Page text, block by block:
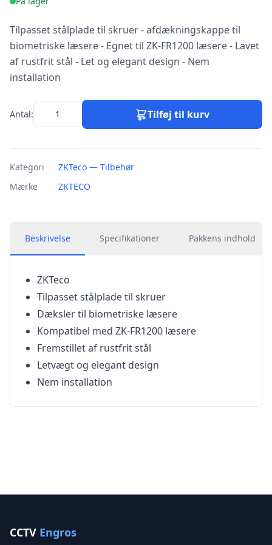
Tilpasset stålplade til skruer - afdækningskappe til
biometriske læsere - Egnet til ZK-FR1200 læsere - Lavet
af rustfrit stål - Let og elegant design - Nem
installation
Antal: Tilføj til kurv
Kategori
ZKTeco — Tilbehør
Mærke
ZKTECO
Beskrivelse Specifikationer Pakkens indhold
ZKTeco
Tilpasset stålplade til skruer
Dæksler til biometriske læsere
Kompatibel med ZK-FR1200 læsere
Fremstillet af rustfrit stål
Letvægt og elegant design
Nem installation
CCTV Engros